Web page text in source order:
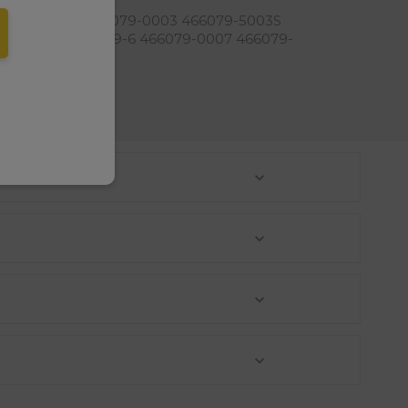
466079-2 466079-0003 466079-5003S
5006S 466079-6 466079-0007 466079-
w formacie E164